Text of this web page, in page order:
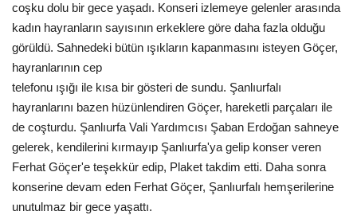
Künye
Sağlık
İletişim
Kültür Sanat
coşku dolu bir gece yaşadı. Konseri izlemeye gelenler arasında
kadın hayranların sayısının erkeklere göre daha fazla olduğu
görüldü. Sahnedeki bütün ışıkların kapanmasını isteyen Göçer,
hayranlarının cep
telefonu ışığı ile kısa bir gösteri de sundu. Şanlıurfalı
hayranlarını bazen hüzünlendiren Göçer, hareketli parçaları ile
de coşturdu. Şanlıurfa Vali Yardımcısı Şaban Erdoğan sahneye
gelerek, kendilerini kırmayıp Şanlıurfa'ya gelip konser veren
Ferhat Göçer'e teşekkür edip, Plaket takdim etti. Daha sonra
konserine devam eden Ferhat Göçer, Şanlıurfalı hemşerilerine
unutulmaz bir gece yaşattı.